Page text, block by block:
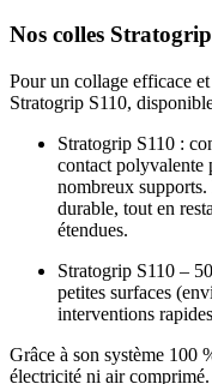
Nos colles
Pour un collage efficace
Stratogrip S110,
Stratogrip S110 :
contact polyvalente
nombreux supports.
durable, tout en
étendues.
Stratogrip S110 –
petites surfaces
interventions
Grâce à son système 100
électricité ni air